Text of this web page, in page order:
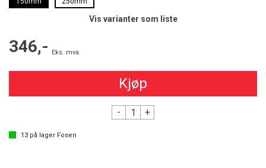
Vis varianter som liste
346,- Eks. mva.
Kjøp
- +
13 på lager Fosen